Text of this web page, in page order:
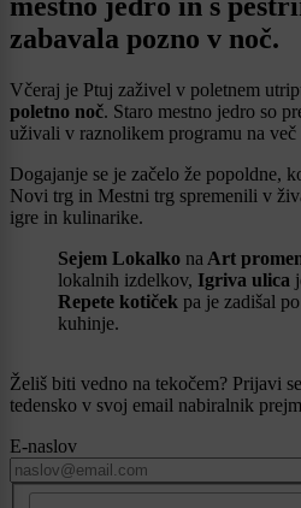
mestno jedro in s
zabavala pozno v noč.
Včeraj je Ptuj zaživel v poletnem
poletno noč. Staro mestno jedro so
uživali v raznolikem programu na več
Dogajanje se je začelo že popoldne,
Novi trg in Mestni trg spremenili v
igre in kulinarike.
Sejem Lokalko na Art
lokalnih izdelkov, Igriva ulica
Repete kotiček pa je zadišal
kuhinje.
Želiš biti vedno na tekočem? Prijavi
tedensko v svoj email nabiralnik
E-naslov